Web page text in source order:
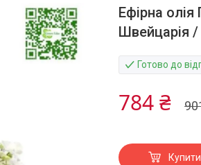
Ефірна олія
Швейцарія
Готово до
784 ₴
Купити